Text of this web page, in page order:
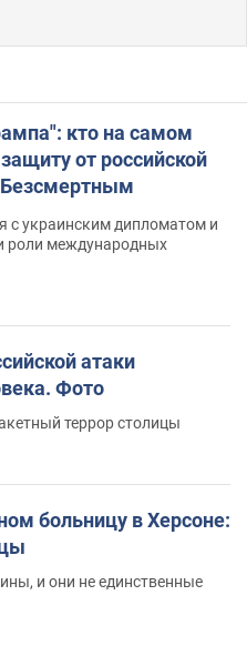
кто на самом
от российской
Безсмертным
с украинским дипломатом и
роли международных
атаки
Фото
террор столицы
больницу в Херсоне:
и они не единственные